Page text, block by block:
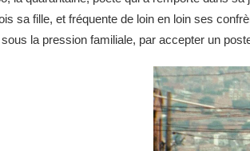
sa fille, et fréquente de loin en loin ses
la pression familiale, par accepter un